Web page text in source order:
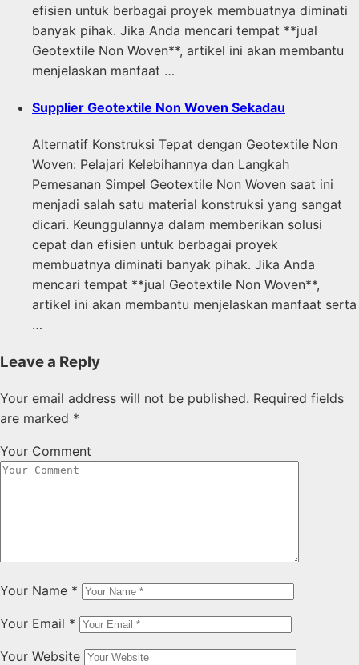
efisien untuk berbagai proyek membuatnya diminati
banyak pihak. Jika Anda mencari tempat **jual
Geotextile Non Woven**, artikel ini akan membantu
menjelaskan manfaat …
Supplier Geotextile Non Woven Sekadau
Alternatif Konstruksi Tepat dengan Geotextile Non
Woven: Pelajari Kelebihannya dan Langkah
Pemesanan Simpel Geotextile Non Woven saat ini
menjadi salah satu material konstruksi yang sangat
dicari. Keunggulannya dalam memberikan solusi
cepat dan efisien untuk berbagai proyek
membuatnya diminati banyak pihak. Jika Anda
mencari tempat **jual Geotextile Non Woven**,
artikel ini akan membantu menjelaskan manfaat serta
…
Leave a Reply
Your email address will not be published. Required fields
are marked *
Your Comment
Your Name *
Your Email *
Your Website